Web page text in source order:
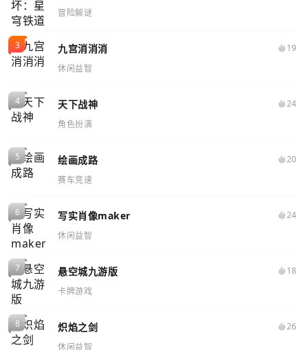
冒险解谜
九宫消消消
19
休闲益智
天下战神
24
角色扮演
绘画成路
20
赛车竞速
写实肖像maker
24
休闲益智
悬空城九游版
18
卡牌游戏
炽焰之剑
26
休闲益智